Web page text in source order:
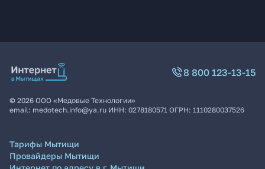
8 800 123-13-15
© 2026 ООО «Медовые Технологии»
email: medotech.info@ya.ru ИНН: 0278180571 ОГРН: 1110280037526
Тарифы Мытищи
Провайдеры Мытищи